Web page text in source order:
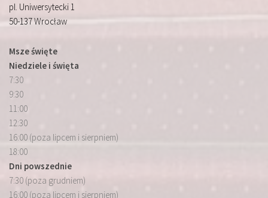
pl. Uniwersytecki 1
50-137 Wrocław
Msze święte
Niedziele i święta
7:30
9:30
11:00
12:30
16:00 (poza lipcem i sierpniem)
18:00
Dni powszednie
7:30 (poza grudniem)
16:00 (poza lipcem i sierpniem)